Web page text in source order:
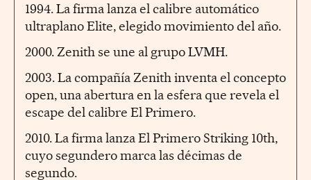
1994. La firma lanza el calibre automático
ultraplano Elite, elegido movimiento del año.
2000. Zenith se une al grupo LVMH.
2003. La compañía Zenith inventa el concepto
open, una abertura en la esfera que revela el
escape del calibre El Primero.
2010. La firma lanza El Primero Striking 10th,
cuyo segundero marca las décimas de
segundo.